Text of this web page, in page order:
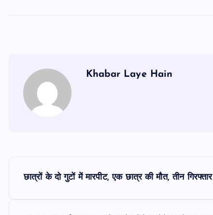
Khabar Laye Hain
छात्रों के दो गुटों में मारपीट, एक छात्र की मौत, तीन गिरफ्तार